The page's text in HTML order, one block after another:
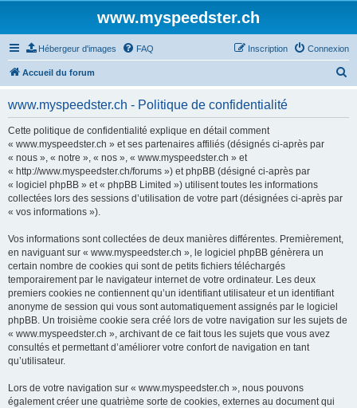
www.myspeedster.ch
Hébergeur d'images FAQ Connexion
Inscription
Accueil du forum
www.myspeedster.ch - Politique de confidentialité
Cette politique de confidentialité explique en détail comment
« www.myspeedster.ch » et ses partenaires affiliés (désignés ci-après par
« nous », « notre », « nos », « www.myspeedster.ch » et
« http://www.myspeedster.ch/forums ») et phpBB (désigné ci-après par
« logiciel phpBB » et « phpBB Limited ») utilisent toutes les informations
collectées lors des sessions d’utilisation de votre part (désignées ci-après par
« vos informations »).
Vos informations sont collectées de deux manières différentes. Premièrement,
en naviguant sur « www.myspeedster.ch », le logiciel phpBB génèrera un
certain nombre de cookies qui sont de petits fichiers téléchargés
temporairement par le navigateur internet de votre ordinateur. Les deux
premiers cookies ne contiennent qu’un identifiant utilisateur et un identifiant
anonyme de session qui vous sont automatiquement assignés par le logiciel
phpBB. Un troisième cookie sera créé lors de votre navigation sur les sujets de
« www.myspeedster.ch », archivant de ce fait tous les sujets que vous avez
consultés et permettant d’améliorer votre confort de navigation en tant
qu’utilisateur.
Lors de votre navigation sur « www.myspeedster.ch », nous pouvons
également créer une quatrième sorte de cookies, externes au document qui